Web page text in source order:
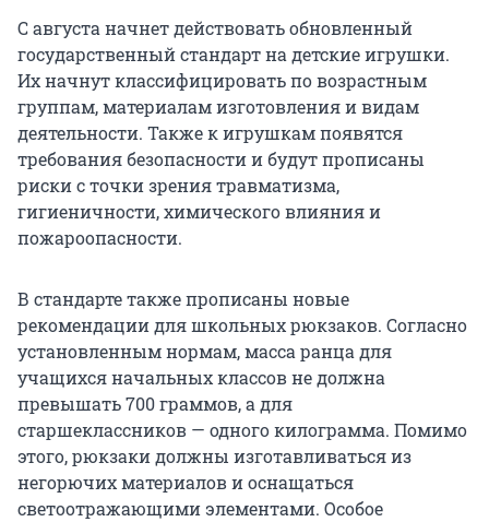
С августа начнет действовать обновленный
государственный стандарт на детские игрушки.
Их начнут классифицировать по возрастным
группам, материалам изготовления и видам
деятельности. Также к игрушкам появятся
требования безопасности и будут прописаны
риски с точки зрения травматизма,
гигиеничности, химического влияния и
пожароопасности.
В стандарте также прописаны новые
рекомендации для школьных рюкзаков. Согласно
установленным нормам, масса ранца для
учащихся начальных классов не должна
превышать 700 граммов, а для
старшеклассников — одного килограмма. Помимо
этого, рюкзаки должны изготавливаться из
негорючих материалов и оснащаться
светоотражающими элементами. Особое